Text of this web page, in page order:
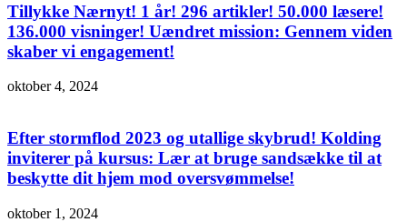
Tillykke Nærnyt! 1 år! 296 artikler! 50.000 læsere!
136.000 visninger! Uændret mission: Gennem viden
skaber vi engagement!
oktober 4, 2024
Efter stormflod 2023 og utallige skybrud! Kolding
inviterer på kursus: Lær at bruge sandsække til at
beskytte dit hjem mod oversvømmelse!
oktober 1, 2024